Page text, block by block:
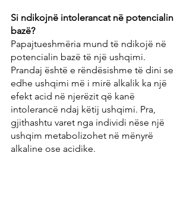
Si ndikojnë intolerancat në potencialin
bazë?
Papajtueshmëria mund të ndikojë në
potencialin bazë të një ushqimi.
Prandaj është e rëndësishme të dini se
edhe ushqimi më i mirë alkalik ka një
efekt acid në njerëzit që kanë
intolerancë ndaj këtij ushqimi. Pra,
gjithashtu varet nga individi nëse një
ushqim metabolizohet në mënyrë
alkaline ose acidike.